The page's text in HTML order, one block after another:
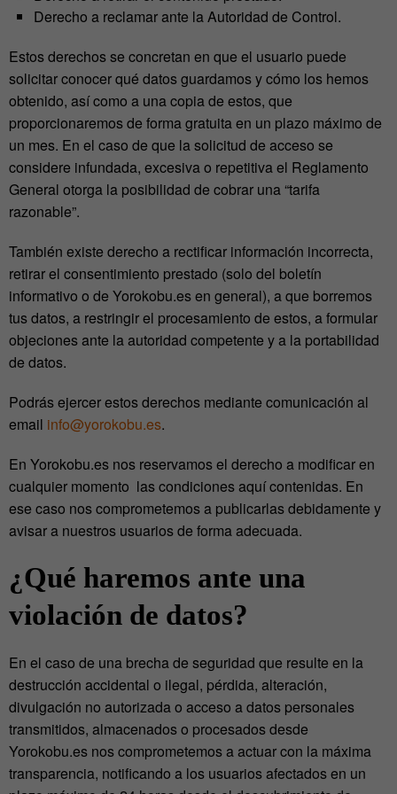
Derecho a reclamar ante la Autoridad de Control.
Estos derechos se concretan en que el usuario puede
solicitar conocer qué datos guardamos y cómo los hemos
obtenido, así como a una copia de estos, que
proporcionaremos de forma gratuita en un plazo máximo de
un mes. En el caso de que la solicitud de acceso se
considere infundada, excesiva o repetitiva el Reglamento
General otorga la posibilidad de cobrar una “tarifa
razonable”.
También existe derecho a rectificar información incorrecta,
retirar el consentimiento prestado (solo del boletín
informativo o de Yorokobu.es en general), a que borremos
tus datos, a restringir el procesamiento de estos, a formular
objeciones ante la autoridad competente y a la portabilidad
de datos.
Podrás ejercer estos derechos mediante comunicación al
email info@yorokobu.es.
En Yorokobu.es nos reservamos el derecho a modificar en
cualquier momento las condiciones aquí contenidas. En
ese caso nos comprometemos a publicarlas debidamente y
avisar a nuestros usuarios de forma adecuada.
¿Qué haremos ante una
violación de datos?
En el caso de una brecha de seguridad que resulte en la
destrucción accidental o ilegal, pérdida, alteración,
divulgación no autorizada o acceso a datos personales
transmitidos, almacenados o procesados desde
Yorokobu.es nos comprometemos a actuar con la máxima
transparencia, notificando a los usuarios afectados en un